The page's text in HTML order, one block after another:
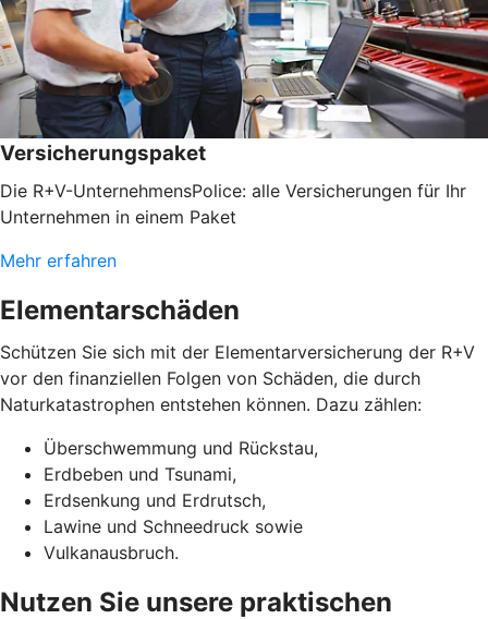
Versicherungspaket
Die R+V-UnternehmensPolice: alle Versicherungen für Ihr
Unternehmen in einem Paket
Mehr erfahren
Elementarschäden
Schützen Sie sich mit der Elementarversicherung der R+V
vor den finanziellen Folgen von Schäden, die durch
Naturkatastrophen entstehen können. Dazu zählen:
Überschwemmung und Rückstau,
Erdbeben und Tsunami,
Erdsenkung und Erdrutsch,
Lawine und Schneedruck sowie
Vulkanausbruch.
Nutzen Sie unsere praktischen